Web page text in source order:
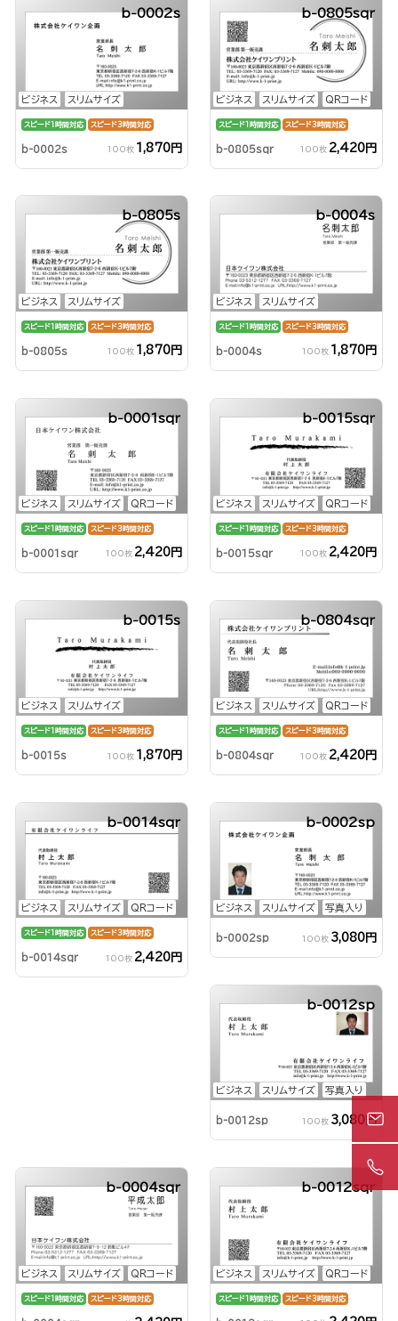
ビジネス スリムサイズ
b-0002s
スピード1時間対応 スピード3時間対応
b-0002s 100枚 1,870円
ビジネス スリムサイズ QRコード
b-0805sqr
スピード1時間対応 スピード3時間対応
b-0805sqr 100枚 2,420円
ビジネス スリムサイズ
b-0805s
スピード1時間対応 スピード3時間対応
b-0805s 100枚 1,870円
ビジネス スリムサイズ
b-0004s
スピード1時間対応 スピード3時間対応
b-0004s 100枚 1,870円
ビジネス スリムサイズ QRコード
b-0001sqr
スピード1時間対応 スピード3時間対応
b-0001sqr 100枚 2,420円
ビジネス スリムサイズ QRコード
b-0015sqr
スピード1時間対応 スピード3時間対応
b-0015sqr 100枚 2,420円
ビジネス スリムサイズ
b-0015s
スピード1時間対応 スピード3時間対応
b-0015s 100枚 1,870円
ビジネス スリムサイズ QRコード
b-0804sqr
スピード1時間対応 スピード3時間対応
b-0804sqr 100枚 2,420円
ビジネス スリムサイズ QRコード
b-0014sqr
スピード1時間対応 スピード3時間対応
b-0014sqr 100枚 2,420円
ビジネス スリムサイズ 写真入り
b-0002sp
b-0002sp 100枚 3,080円
ビジネス スリムサイズ 写真入り
b-0012sp
b-0012sp 100枚 3,080円
ビジネス スリムサイズ QRコード
b-0004sqr
スピード1時間対応 スピード3時間対応
ビジネス スリムサイズ QRコード
b-0012sqr
スピード1時間対応 スピード3時間対応